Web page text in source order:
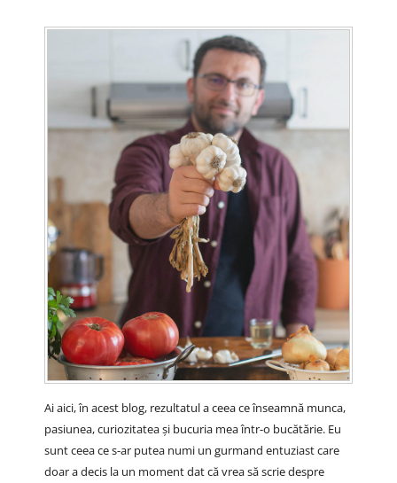
Ai aici, în acest blog, rezultatul a ceea ce înseamnă munca,
pasiunea, curiozitatea și bucuria mea într-o bucătărie. Eu
sunt ceea ce s-ar putea numi un gurmand entuziast care
doar a decis la un moment dat că vrea să scrie despre